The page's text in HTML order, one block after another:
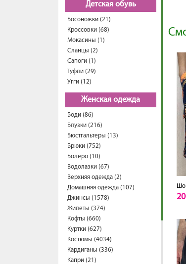
Детская обувь
Босоножки (21)
Кроссовки (68)
Мокасины (1)
Сланцы (2)
Сапоги (1)
Туфли (29)
Угги (12)
Женская одежда
Боди (86)
Блузки (216)
Бюстгальтеры (13)
Брюки (752)
Болеро (10)
Водолазки (67)
Верхняя одежда (2)
Домашняя одежда (107)
Джинсы (1578)
Жилеты (374)
Кофты (660)
Куртки (627)
Костюмы (4034)
Кардиганы (336)
Капри (21)